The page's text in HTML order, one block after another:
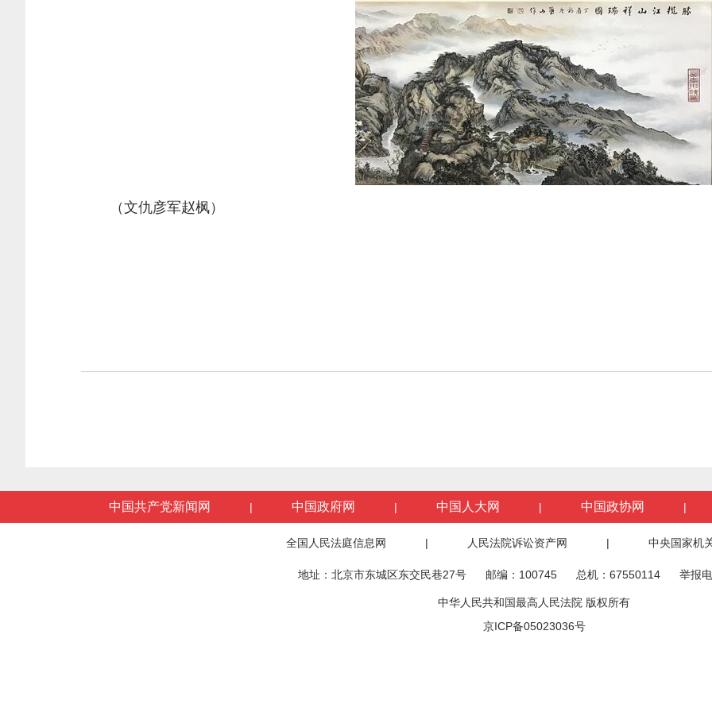
（文仇彦军赵枫）
中国共产党新闻网 | 中国政府网 | 中国人大网 | 中国政协网 |
全国人民法庭信息网 | 人民法院诉讼资产网 | 中央国家机
地址：北京市东城区东交民巷27号 邮编：100745 总机：67550114 举报
中华人民共和国最高人民法院 版权所有
京ICP备05023036号